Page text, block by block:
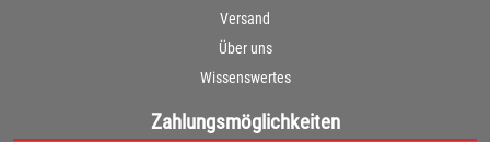
Versand
Über uns
Wissenswertes
Zahlungsmöglichkeiten